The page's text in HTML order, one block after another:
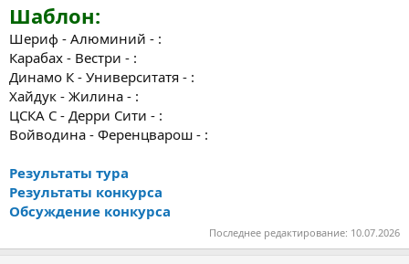
Шаблон:
Шериф - Алюминий - :
Карабах - Вестри - :
Динамо К - Университатя - :
Хайдук - Жилина - :
ЦСКА С - Дерри Сити - :
Войводина - Ференцварош - :
Результаты тура
Результаты конкурса
Обсуждение конкурса
Последнее редактирование: 10.07.2026